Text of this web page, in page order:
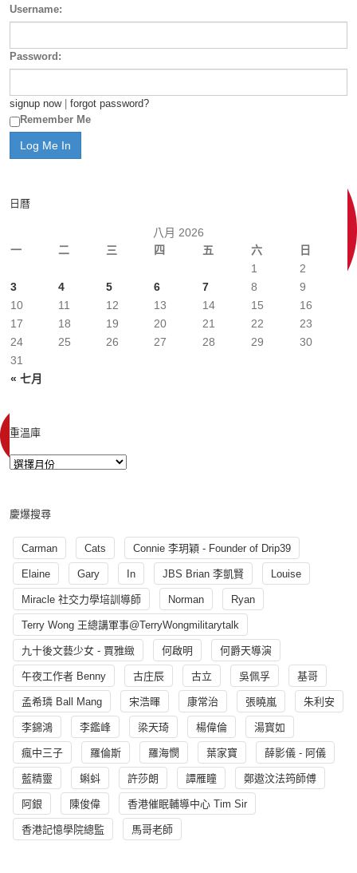
Username:
Password:
signup now| forgot password?
Remember Me
日曆
八月 2026
一
二 三 四 五 六 日
« 七月
1
2
3
4 5 6 7 8
9
10
11 12 13 14 15
16
17
18 19 20 21 22
23
24
25 26 27 28 29
30
31
重溫庫
慶爆搜尋
Carman Cats Connie 李玥穎 - Founder of Drip39
Elaine Gary In JBS Brian 李凱賢 Louise
Miracle 社交力學培訓導師 Norman Ryan
Terry Wong 王總講軍事@TerryWongmilitarytalk
九十後文藝少女 - 賈雅緻 何啟明 何爵天導演
午夜工作者 Benny 古庄辰 古立 吳佩孚 基哥
孟希璘 Ball Mang 宋浩暉 康常治 張曉嵐 朱利安
李錦鴻 李鑑峰 梁天琦 楊偉倫 湯寳如
瘋中三子 羅倫斯 羅海憫 葉家寶 薛影儀 - 阿儀
藍精靈 蝌蚪 許莎朗 譚雁瞳 鄭遨汶法筠師傅
阿銀 陳俊偉 香港催眠輔導中心 Tim Sir
香港記憶學院總監 馬哥老師